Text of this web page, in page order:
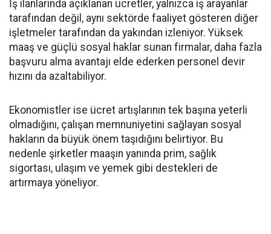
İş ilanlarında açıklanan ücretler, yalnızca iş arayanlar
tarafından değil, aynı sektörde faaliyet gösteren diğer
işletmeler tarafından da yakından izleniyor. Yüksek
maaş ve güçlü sosyal haklar sunan firmalar, daha fazla
başvuru alma avantajı elde ederken personel devir
hızını da azaltabiliyor.
Ekonomistler ise ücret artışlarının tek başına yeterli
olmadığını, çalışan memnuniyetini sağlayan sosyal
hakların da büyük önem taşıdığını belirtiyor. Bu
nedenle şirketler maaşın yanında prim, sağlık
sigortası, ulaşım ve yemek gibi destekleri de
artırmaya yöneliyor.